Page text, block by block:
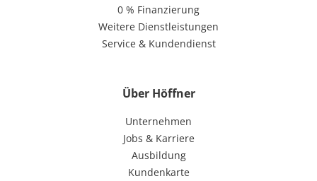
0 % Finanzierung
Weitere Dienstleistungen
Service & Kundendienst
Über Höffner
Unternehmen
Jobs & Karriere
Ausbildung
Kundenkarte